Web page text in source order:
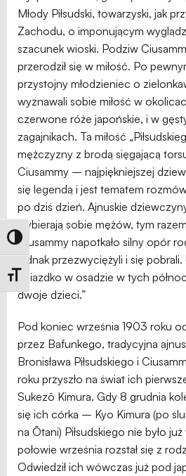
Toggle High Contrast
Toggle Font size
Młody Piłsudski, towarzyski, jak
Zachodu, o imponującym
szacunek wioski. Podziw
przerodził się w miłość. Po
przystojny młodzieniec o
wyznawali sobie miłość w
czerwone róże japońskie, i w
zagajnikach. Ta miłość
mężczyzny z brodą sięgającą
Ciusammy – najpiękniejszej
się legendą i jest tematem
po dziś dzień. Ajnuskie
wybierają sobie mężów, tym
Ciusammy napotkało silny opór
jednak przezwyciężyli i się pobrali.
gniazdko w osadzie w tych
dwoje dzieci.”
Pod koniec września 1903 roku
przez Bafunkego, tradycyjna
Bronisława Piłsudskiego i
roku przyszło na świat ich
Sukezō Kimura. Gdy 8 grudnia
się ich córka – Kyo Kimura (po
na Ōtani) Piłsudskiego nie było
połowie września rozstał się z
Odwiedził ich wówczas już pod